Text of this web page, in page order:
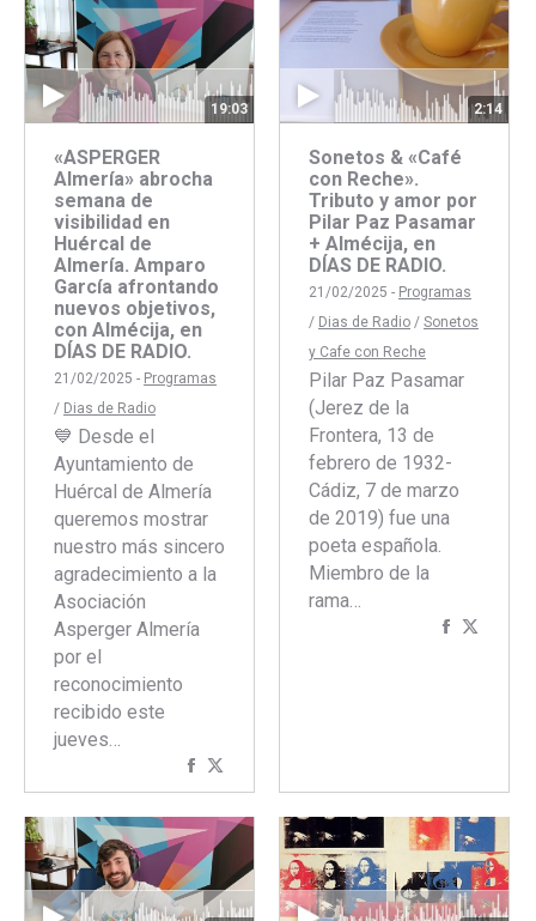
19:03
«ASPERGER
Almería» abrocha
semana de
visibilidad en
Huércal de
Almería. Amparo
García afrontando
nuevos objetivos,
con Almécija, en
DÍAS DE RADIO.
21/02/2025 - Programas
/ Dias de Radio
💙 Desde el
Ayuntamiento de
Huércal de Almería
queremos mostrar
nuestro más sincero
agradecimiento a la
Asociación
Asperger Almería
por el
reconocimiento
recibido este
jueves…
Compartir
con
Facebook
con
Twitter
2:14
Sonetos & «Café
con Reche».
Tributo y amor por
Pilar Paz Pasamar
+ Almécija, en
DÍAS DE RADIO.
21/02/2025 - Programas
/ Dias de Radio / Sonetos
y Cafe con Reche
Pilar Paz Pasamar
(Jerez de la
Frontera, 13 de
febrero de 1932-
Cádiz, 7 de marzo
de 2019) fue una
poeta española.
Miembro de la
rama…
Compartir